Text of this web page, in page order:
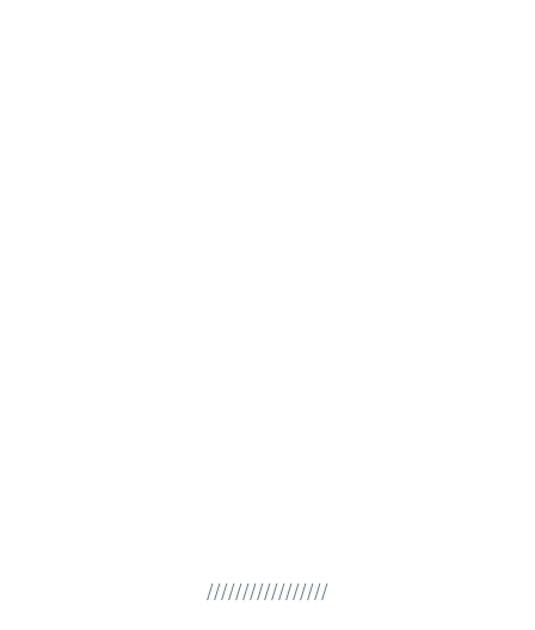
/////////////////